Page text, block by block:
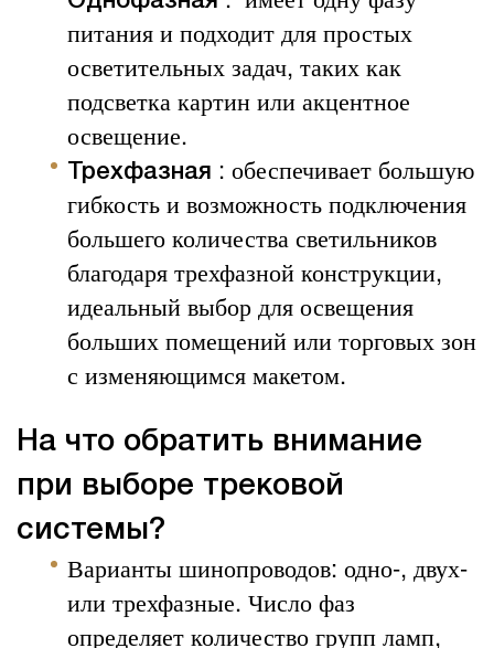
питания и подходит для простых
осветительных задач, таких как
подсветка картин или акцентное
освещение.
Трехфазная : обеспечивает большую
гибкость и возможность подключения
большего количества светильников
благодаря трехфазной конструкции,
идеальный выбор для освещения
больших помещений или торговых зон
с изменяющимся макетом.
На что обратить внимание
при выборе трековой
системы?
Варианты шинопроводов: одно-, двух-
или трехфазные. Число фаз
определяет количество групп ламп,